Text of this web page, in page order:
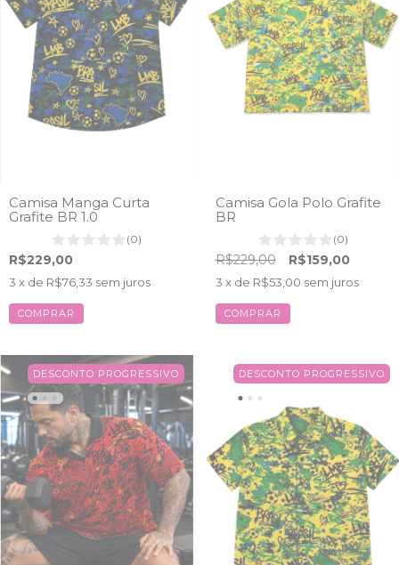
Camisa Manga Curta
Grafite BR 1.0
(0)
R$229,00
3 x de R$76,33 sem juros
COMPRAR
Camisa Gola Polo Grafite
BR
(0)
R$229,00 R$159,00
3 x de R$53,00 sem juros
COMPRAR
DESCONTO PROGRESSIVO DESCONTO PROGRESSIVO